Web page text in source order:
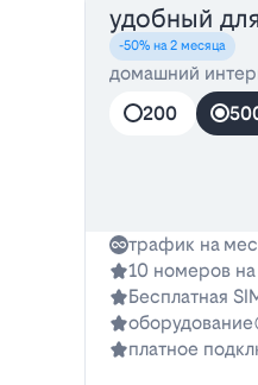
удобный
-50% на 2 месяца
домашний
200
трафик на
10 номеров
Бесплатная
оборудование
платное